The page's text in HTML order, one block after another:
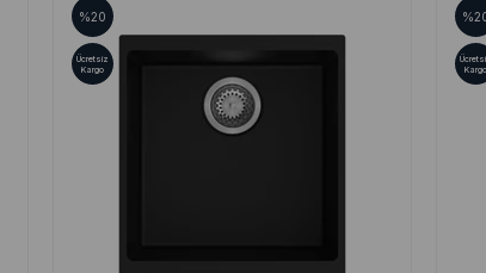
%20
Ücretsiz
Kargo
Kargo